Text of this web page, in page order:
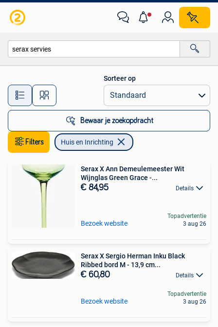
Alle afstanden…
Sorteer op
Bewaar je zoekopdracht
Filters Huis en Inrichting
Serax X Ann Demeulemeester Wit
Wijnglas Green Grace -...
€ 84,95 Details
Bezoek website
Topadvertentie
3 aug 26
Serax X Sergio Herman Inku Black
Ribbed bord M - 13,9 cm...
€ 60,80 Details
Bezoek website
Topadvertentie
3 aug 26